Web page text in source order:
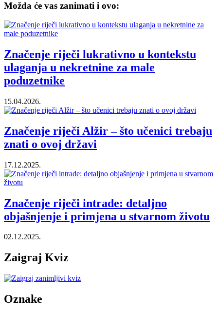
Možda će vas zanimati i ovo:
Značenje riječi lukrativno u kontekstu
ulaganja u nekretnine za male
poduzetnike
15.04.2026.
Značenje riječi Alžir – što učenici trebaju
znati o ovoj državi
17.12.2025.
Značenje riječi intrade: detaljno
objašnjenje i primjena u stvarnom životu
02.12.2025.
Zaigraj Kviz
Oznake